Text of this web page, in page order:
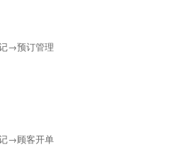
→预订管理
→顾客开单